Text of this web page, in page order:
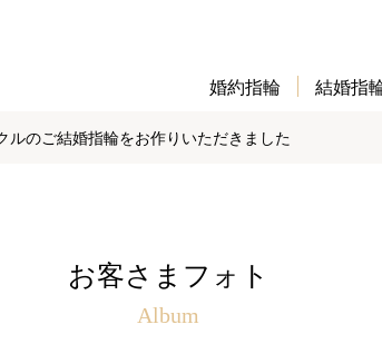
婚約指輪 結婚指
ルのご結婚指輪をお作りいただきました
お客さまフォト
Album